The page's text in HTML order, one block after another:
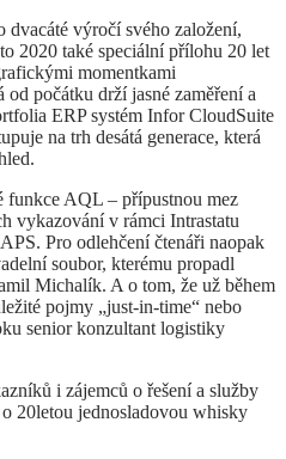
dvacáté výročí svého založení,
2020 také speciální přílohu 20 let
momentkami
počátku drží jasné zaměření a
ERP systém Infor CloudSuite
na trh desátá generace, která
funkce AQL – přípustnou mez
vykazování v rámci Intrastatu
Pro odlehčení čtenáři naopak
soubor, kterému propadl
Michalík. A o tom, že už během
pojmy „just-in-time“ nebo
senior konzultant logistiky
i zájemců o řešení a služby
20letou jednosladovou whisky